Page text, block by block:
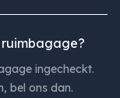
ingecheckt.
bel ons dan.